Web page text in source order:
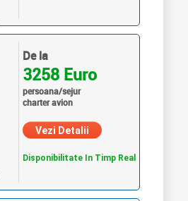
De la
3258 Euro
persoana/sejur
charter avion
Vezi Detalii
Disponibilitate In Timp Real